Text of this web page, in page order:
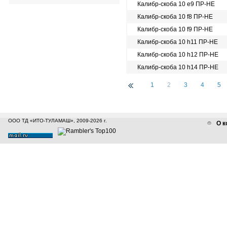
Калибр-скоба 10 e9 ПР-НЕ
Калибр-скоба 10 f8 ПР-НЕ
Калибр-скоба 10 f9 ПР-НЕ
Калибр-скоба 10 h11 ПР-НЕ
Калибр-скоба 10 h12 ПР-НЕ
Калибр-скоба 10 h14 ПР-НЕ
1 2 3 4 5
ООО ТД «ИТО-ТУЛАМАШ», 2009-2026 г. О